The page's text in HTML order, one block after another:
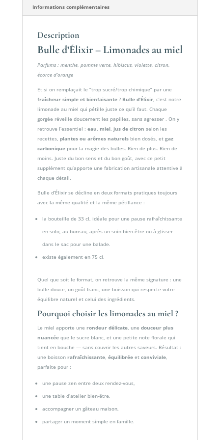
Informations complémentaires
Description
Bulle d’Élixir – Limonades au miel
Parfums : menthe, pomme verte, hibiscus, violette, citron,
écorce d’orange
Et si on remplaçait le “trop sucré/trop chimique” par une
fraîcheur simple et bienfaisante? Bulle d’Élixir, c’est notre
limonade au miel qui pétille juste ce qu’il faut. Chaque
gorgée réveille doucement les papilles, sans agresser . On y
retrouve l’essentiel : eau, miel, jus de citron selon les
recettes, plantes ou arômes naturelsbien dosés, et gaz
carboniquepour la magie des bulles. Rien de plus. Rien de
moins. Juste du bon sens et du bon goût, avec ce petit
supplément qu’apporte une fabrication artisanale attentive à
chaque détail.
Bulle d’Élixir se décline en deux formats pratiques toujours
avec la même qualité et la même pétillance :
la bouteille de 33 cl, idéale pour une pause rafraîchissante
en solo, au bureau, après un soin bien-être ou à glisser
dans le sac pour une balade.
existe également en 75 cl.
Quel que soit le format, on retrouve la même signature : une
bulle douce, un goût franc, une boisson qui respecte votre
équilibre naturel et celui des ingrédients.
Pourquoi choisir les limonades au miel ?
Le miel apporte une rondeur délicate, une douceur plus
nuancéeque le sucre blanc, et une petite note florale qui
tient en bouche — sans couvrir les autres saveurs. Résultat :
une boisson rafraîchissante, équilibréeet conviviale,
parfaite pour :
une pause zen entre deux rendez-vous,
une table d’atelier bien-être,
accompagner un gâteau maison,
partager un moment simple en famille.